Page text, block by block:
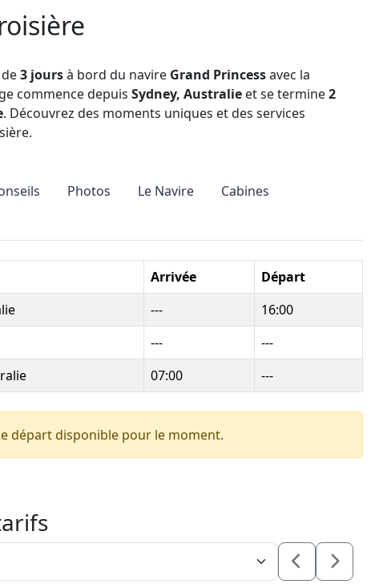
3 joursà bord du navire Grand Princessavec la
commence depuis Sydney, Australie et se termine2
. Découvrez des moments uniques et des services
Photos Le Navire
Cabines
Arrivée
Départ
---
16:00
---
---
07:00 ---
départ disponible pour le moment.